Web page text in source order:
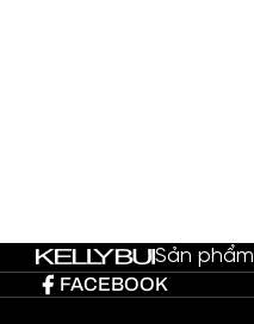
Sản phẩm
FACEBOOK